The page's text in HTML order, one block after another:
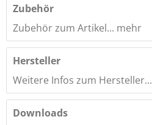
Zubehör
Zubehör zum Artikel... mehr
Hersteller
Weitere Infos zum Hersteller...
Downloads